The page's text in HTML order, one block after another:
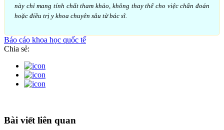
này chỉ mang tính chất tham khảo, không thay thế cho việc chẩn đoán
hoặc điều trị y khoa chuyên sâu từ bác sĩ.
Báo cáo khoa học quốc tế
Chia sẻ:
Bài viết liên quan